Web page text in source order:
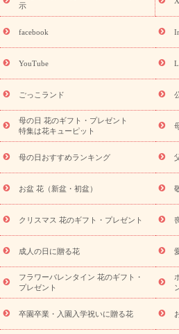
「きょう誕生日なんです」キャンペ
誕生日フラワーギフト 誕生日フラ
9月の誕生花(リン
ら探す
お祝いの花特集 当日配
念日
結婚祝い 出産祝い 退院祝
寿祝い
プチギフト ペットのお祝
供え・お悔やみ商品一覧
お供え・
降に贈る花
通夜・葬儀に贈る花
お供え プリザーブドフラワー
ペッ
盆・初盆）
その他 お祝い返し
ビジネス用
ご自宅用 観葉植物
ドフラワー
スタイルから探す
ンド花
お祝い お供え・お悔やみ
ディ胡蝶蘭・お祝い
ミディ胡蝶蘭・
観葉植物
観葉植物 産直多肉植
お祝い
お供え・お悔やみ 花とセ
プチギフト（hanamore -ハナモア-）
キューピットのeGfit
カラー ピン
示
facebook
YouTube
ごっこランド
母の日 花のギフト・プレゼント
特集は花キューピット
母の日おすすめランキング
お盆 花（新盆・初盆）
クリスマス 花のギフト・プレゼント
成人の日に贈る花
フラワーバレンタイン 花のギフト・
プレゼント
卒園卒業・入園入学祝いに贈る花